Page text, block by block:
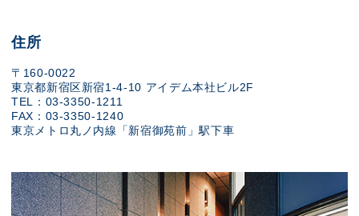
住所
〒160-0022
東京都新宿区新宿1-4-10 アイデム本社ビル2F
TEL：03-3350-1211
FAX：03-3350-1240
東京メトロ丸ノ内線「新宿御苑前」駅下車